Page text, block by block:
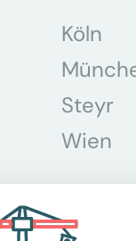
Köln
Steyr
Wien